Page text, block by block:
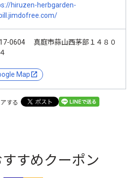
hiruzen-herbgarden-
0604 真庭市蒜山西茅部１４８０
Map
する
すめクーポン